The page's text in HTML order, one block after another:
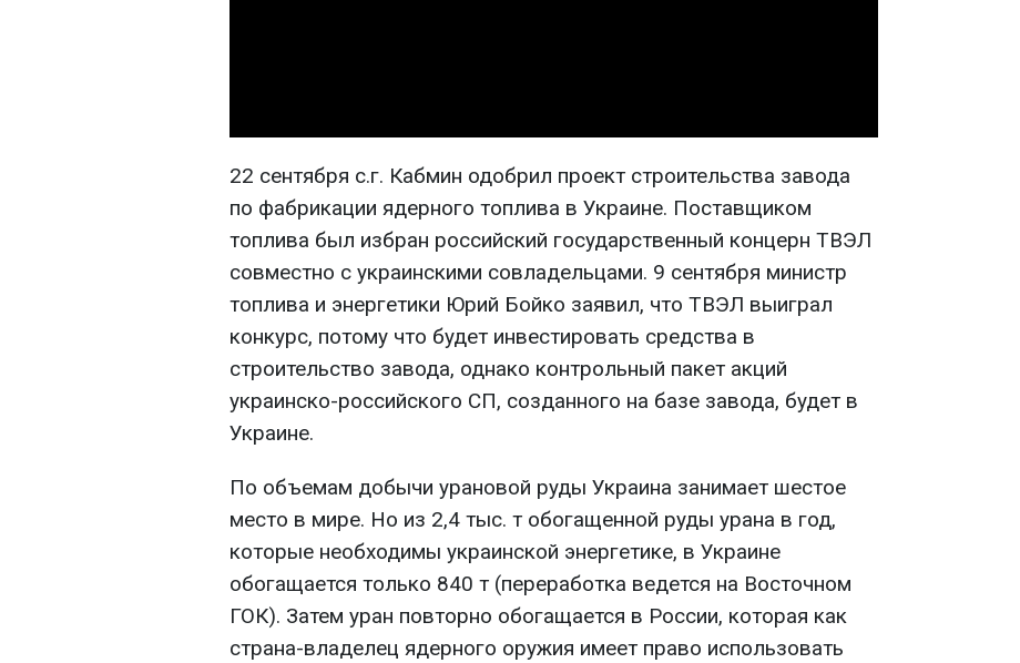
22 сентября с.г. Кабмин одобрил проект строительства завода
по фабрикации ядерного топлива в Украине. Поставщиком
топлива был избран российский государственный концерн ТВЭЛ
совместно с украинскими совладельцами. 9 сентября министр
топлива и энергетики Юрий Бойко заявил, что ТВЭЛ выиграл
конкурс, потому что будет инвестировать средства в
строительство завода, однако контрольный пакет акций
украинско-российского СП, созданного на базе завода, будет в
Украине.
По объемам добычи урановой руды Украина занимает шестое
место в мире. Но из 2,4 тыс. т обогащенной руды урана в год,
которые необходимы украинской энергетике, в Украине
обогащается только 840 т (переработка ведется на Восточном
ГОК). Затем уран повторно обогащается в России, которая как
страна-владелец ядерного оружия имеет право использовать